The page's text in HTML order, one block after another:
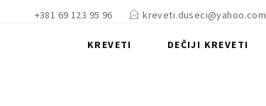
+381 69 123 95 96 kreveti.duseci@yahoo.com
KREVETI DEČIJI KREVETI